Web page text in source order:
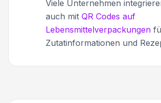
Viele Unternehmen
auch mit QR Codes auf
Lebensmittelverpackungen
Zutatinformationen und